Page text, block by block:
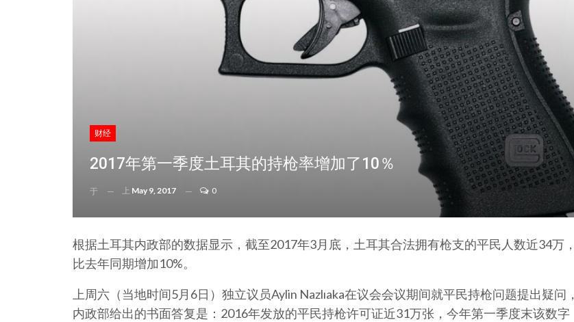
财经
2017年第一季度土耳其的持枪率增加了10％
于 上 May 9, 2017 0
根据土耳其内政部的数据显示，截至2017年3月底，土耳其合法拥有枪支的平民人数近34万，
比去年同期增加10%。
上周六（当地时间5月6日）独立议员Aylin Nazlıaka在议会会议期间就平民持枪问题提出疑问，
内政部给出的书面答复是：2016年发放的平民持枪许可证近31万张，今年第一季度末该数字